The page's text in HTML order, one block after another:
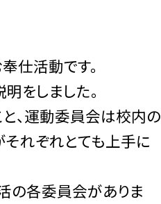
仕活動です。
をしました。
、運動委員会は校内の
れぞれとても上手に
活の各委員会がありま